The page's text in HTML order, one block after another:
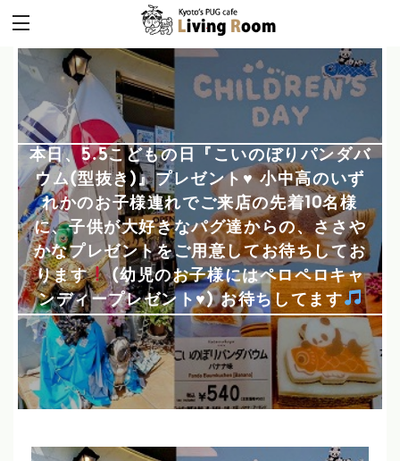
本日、5.5こどもの日『こいのぼりパンダバ
ウム(型抜き)』プレゼント ♥小中高のいず
れかのお子様連れでご来店の先着10名様
に、子供が大好きなパグ達からの、ささや
かなプレゼントをご用意してお待ちしてお
ります
(幼児のお子様にはペロペロキャ
ンディープレゼント♥) お待ちしてます